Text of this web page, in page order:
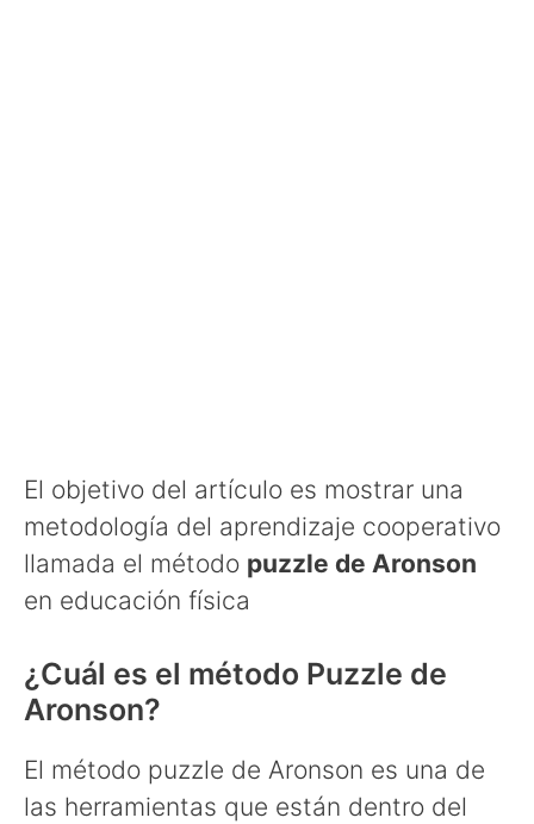
El objetivo del artículo es mostrar una
metodología del aprendizaje cooperativo
llamada el método puzzle de Aronson
en educación física
¿Cuál es el método Puzzle de
Aronson?
El método puzzle de Aronson es una de
las herramientas que están dentro del